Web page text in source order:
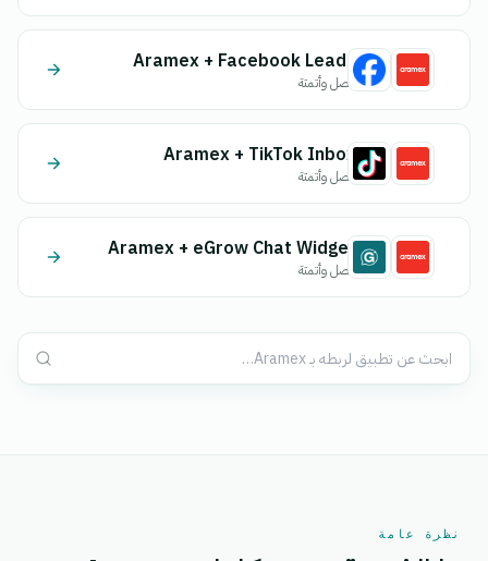
Aramex + Facebook Leads
اتصل وأتمتة
Aramex + TikTok Inbox
اتصل وأتمتة
Aramex + eGrow Chat Widget
اتصل وأتمتة
نظرة عامة